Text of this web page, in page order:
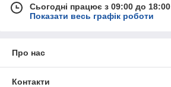
Сьогодні працює з 09:00 до 18:00
Показати весь графік роботи
Про нас
Контакти